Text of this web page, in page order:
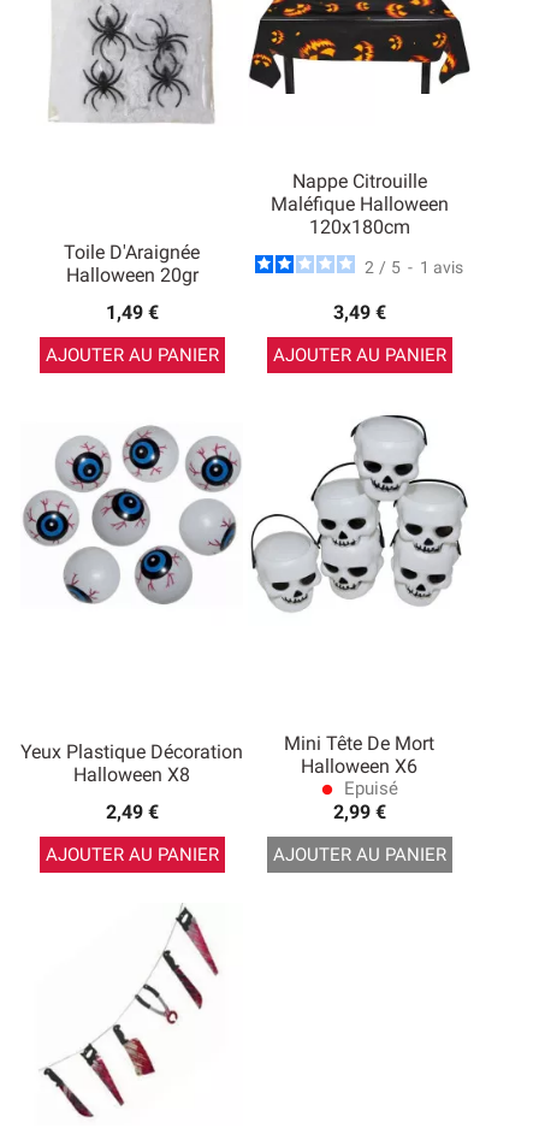
Toile D'Araignée
Halloween 20gr
1,49 €
AJOUTER AU PANIER
Nappe Citrouille
Maléfique Halloween
120x180cm
2 / 5 - 1 avis
3,49 €
AJOUTER AU PANIER
Yeux Plastique Décoration
Halloween X8
2,49 €
AJOUTER AU PANIER
Mini Tête De Mort
Halloween X6
lens Epuisé
2,99 €
AJOUTER AU PANIER